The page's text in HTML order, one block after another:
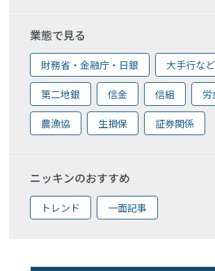
業態で見る
財務省・金融庁・日銀 大手行など
第二地銀 信金 信組 労
農漁協 生損保 証券関係
ニッキンのおすすめ
トレンド 一面記事